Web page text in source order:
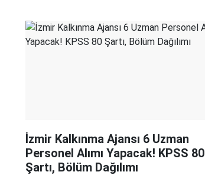
İzmir Kalkınma Ajansı 6 Uzman
Personel Alımı Yapacak! KPSS 80
Şartı, Bölüm Dağılımı